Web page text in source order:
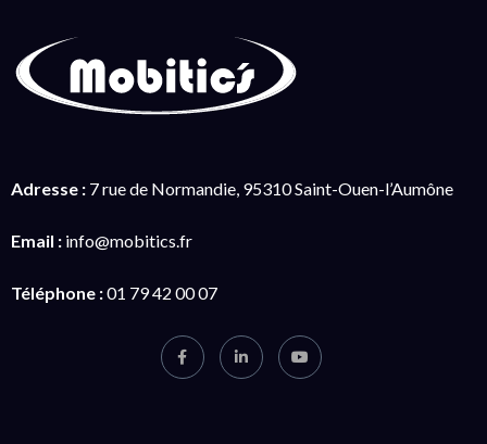
Adresse : 7 rue de Normandie, 95310 Saint-Ouen-l’Aumône
Email : info@mobitics.fr
Téléphone :01 79 42 00 07